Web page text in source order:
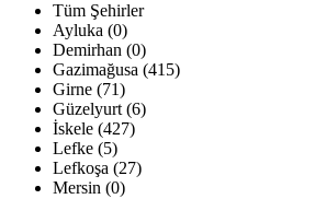
Tüm Şehirler
Ayluka (0)
Demirhan (0)
Gazimağusa (415)
Girne (71)
Güzelyurt (6)
İskele (427)
Lefke (5)
Lefkoşa (27)
Mersin (0)